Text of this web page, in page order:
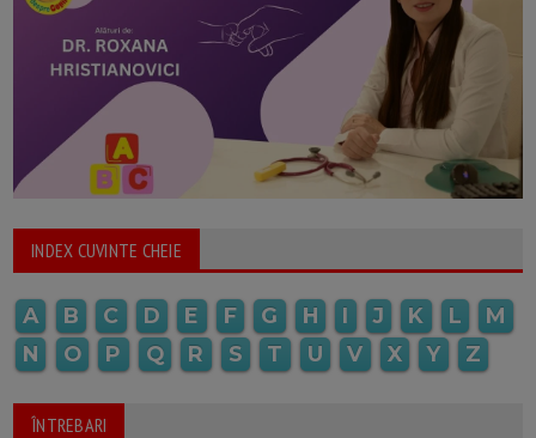
INDEX CUVINTE CHEIE
A B C D E F G H I J K L
M
N
O P Q R S T U V X Y Z
ÎNTREBARI